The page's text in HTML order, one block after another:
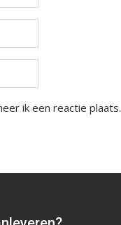
ik een reactie plaats.